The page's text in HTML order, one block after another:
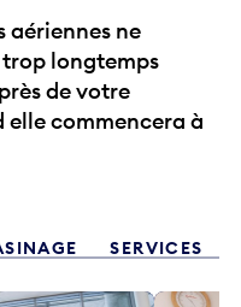
aériennes ne
longtemps
de votre
commencera à
SERVICES